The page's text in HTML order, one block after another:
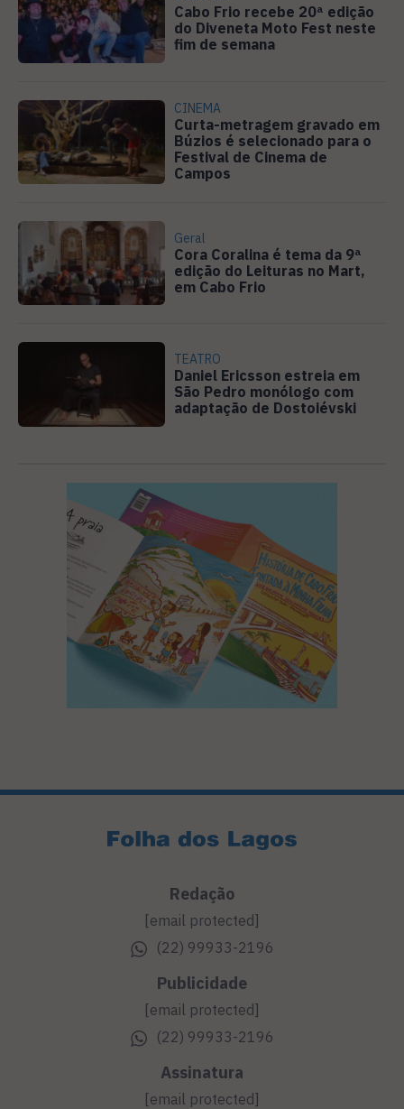
Cabo Frio recebe 20ª edição
do Diveneta Moto Fest neste
fim de semana
CINEMA
Curta-metragem gravado em
Búzios é selecionado para o
Festival de Cinema de
Campos
Geral
Cora Coralina é tema da 9ª
edição do Leituras no Mart,
em Cabo Frio
TEATRO
Daniel Ericsson estreia em
São Pedro monólogo com
adaptação de Dostoiévski
Redação
[email protected]
(22) 99933-2196
Publicidade
[email protected]
(22) 99933-2196
Assinatura
[email protected]